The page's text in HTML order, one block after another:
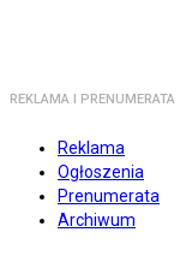
REKLAMA I PRENUMERATA
Reklama
Ogłoszenia
Prenumerata
Archiwum